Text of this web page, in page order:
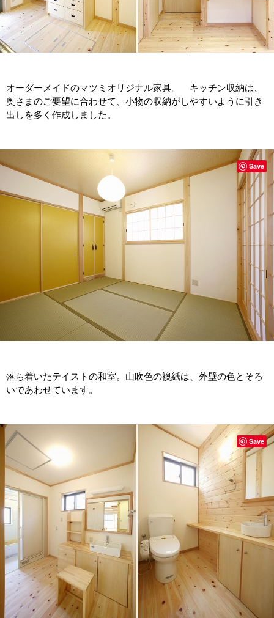
オーダーメイドのマツミオリジナル家具。 キッチン収納は、
奥さまのご要望に合わせて、小物の収納がしやすいように引き
出しを多く作成しました。
落ち着いたテイストの和室。山吹色の襖紙は、外壁の色とそろ
いであわせています。
Save
Save